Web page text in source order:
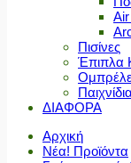
Πισίνες
Έπιπλα
ΔΙΑΦΟΡΑ
Αρχική
Νέα! Προϊόντα